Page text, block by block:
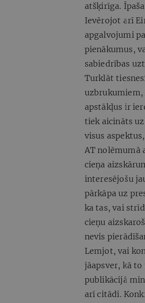
atšķirīga.
Ievērojot arī
apgalvojumi
pienākumus,
sabiedrības
Turklāt
apstākļus ir
tiek aicināts
visus
AT nolēmumā
cieņa
interesējošu
pārkāpa uz
ka tas, vai
cieņu
nevis
Lemjot, vai
jāapsver, kā
publikācijā
arī citādi.